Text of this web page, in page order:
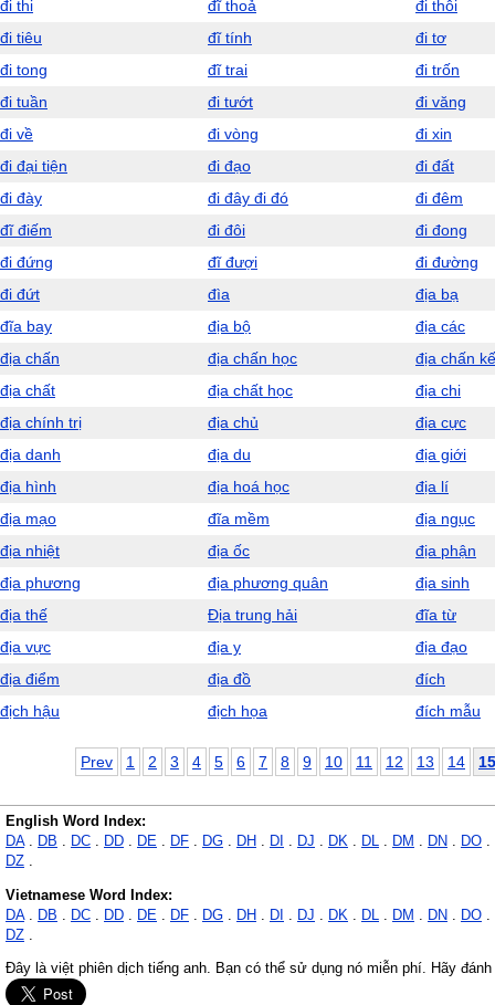
đi thi
đĩ thoả
đi thôi
đi tiêu
đĩ tính
đi tơ
đi tong
đĩ trai
đi trốn
đi tuần
đi tướt
đi văng
đi về
đi vòng
đi xin
đi đại tiện
đi đạo
đi đất
đi đày
đi đây đi đó
đi đêm
đĩ điếm
đi đôi
đi đong
đi đứng
đĩ đượi
đi đường
đi đứt
đìa
địa bạ
đĩa bay
địa bộ
địa các
địa chấn
địa chấn học
địa chấn kế
địa chất
địa chất học
địa chi
địa chính trị
địa chủ
địa cực
địa danh
địa du
địa giới
địa hình
địa hoá học
địa lí
địa mạo
đĩa mềm
địa ngục
địa nhiệt
địa ốc
địa phận
địa phương
địa phương quân
địa sinh
địa thế
Địa trung hải
đĩa từ
địa vực
địa y
địa đạo
địa điểm
địa đồ
đích
địch hậu
địch họa đích mẫu
Prev 1 2 3 4 5 6 7 8 9 10 11 12 13 14 15
English Word Index:
DA. DB . DC . DD . DE . DF . DG . DH . DI . DJ . DK . DL . DM . DN . DO .
DZ .
Vietnamese Word Index:
DA. DB DC DD DE DF DG DH DI DJ DK DL DM DN DO
DZ
Đây là việt phiên dịch tiếng anh. Bạn có thể sử dụng nó miễn phí. Hãy